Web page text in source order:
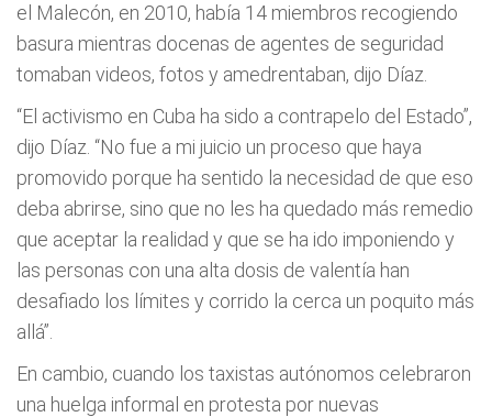
el Malecón, en 2010, había 14 miembros recogiendo
basura mientras docenas de agentes de seguridad
tomaban videos, fotos y amedrentaban, dijo Díaz.
“El activismo en Cuba ha sido a contrapelo del Estado”,
dijo Díaz. “No fue a mi juicio un proceso que haya
promovido porque ha sentido la necesidad de que eso
deba abrirse, sino que no les ha quedado más remedio
que aceptar la realidad y que se ha ido imponiendo y
las personas con una alta dosis de valentía han
desafiado los límites y corrido la cerca un poquito más
allá”.
En cambio, cuando los taxistas autónomos celebraron
una huelga informal en protesta por nuevas